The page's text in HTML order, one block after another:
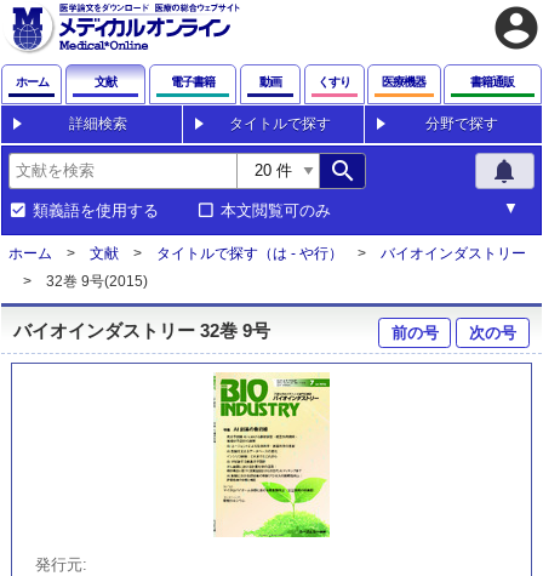
account_circle
ホーム 文献 電子書籍 動画 くすり 医療機器 書籍通販
詳細検索 タイトルで探す 分野で探す
search notifications
類義語を使用する 本文閲覧可のみ
ホーム 文献 タイトルで探す（は - や行）
バイオインダストリー
32巻 9号(2015)
バイオインダストリー 32巻 9号 前の号 次の号
発行元